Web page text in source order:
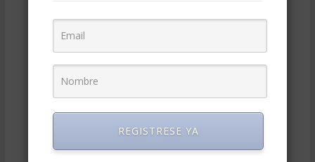
Educacion Gerencial
Estrategia Empresarial(304)
Finanzas Corporativas
Gerencia social y ambiental(223)
REGISTRESE YA